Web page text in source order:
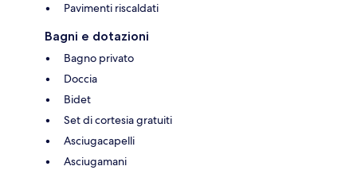
Pavimenti riscaldati
Bagni e dotazioni
Bagno privato
Doccia
Bidet
Set di cortesia gratuiti
Asciugacapelli
Asciugamani